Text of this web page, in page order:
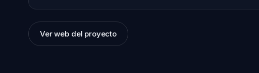
Ver web del proyecto